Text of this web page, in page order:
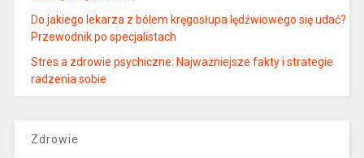
Do jakiego lekarza z bólem kręgosłupa lędźwiowego się udać?
Przewodnik po specjalistach
Stres a zdrowie psychiczne: Najważniejsze fakty i strategie
radzenia sobie
Zdrowie